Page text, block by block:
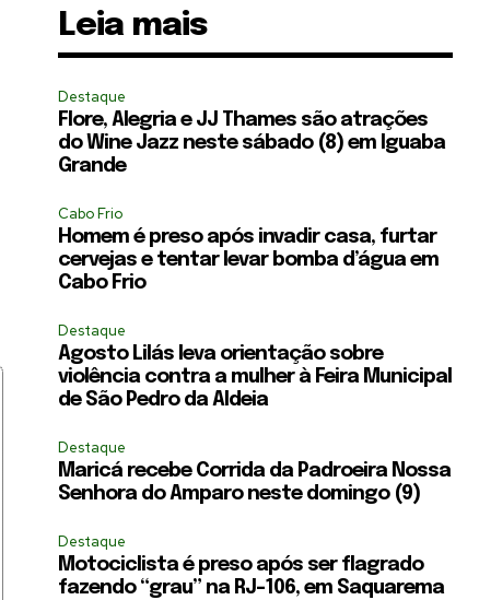
Leia mais
Destaque
Flore, Alegria e JJ Thames são atrações
do Wine Jazz neste sábado (8) em Iguaba
Grande
Cabo Frio
Homem é preso após invadir casa, furtar
cervejas e tentar levar bomba d’água em
Cabo Frio
Destaque
Agosto Lilás leva orientação sobre
violência contra a mulher à Feira Municipal
de São Pedro da Aldeia
Destaque
Maricá recebe Corrida da Padroeira Nossa
Senhora do Amparo neste domingo (9)
Destaque
Motociclista é preso após ser flagrado
fazendo “grau” na RJ-106, em Saquarema